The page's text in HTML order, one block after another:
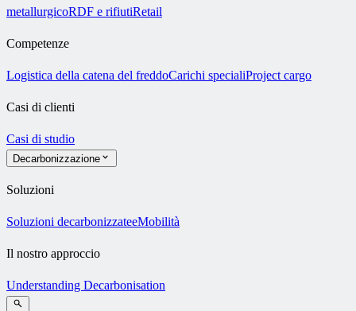
metallurgicoRDF e rifiutiRetail
Competenze
Logistica della catena del freddoCarichi specialiProject cargo
Casi di clienti
Casi di studio
Decarbonizzazione
Soluzioni
Soluzioni decarbonizzateeMobilità
Il nostro approccio
Understanding Decarbonisation